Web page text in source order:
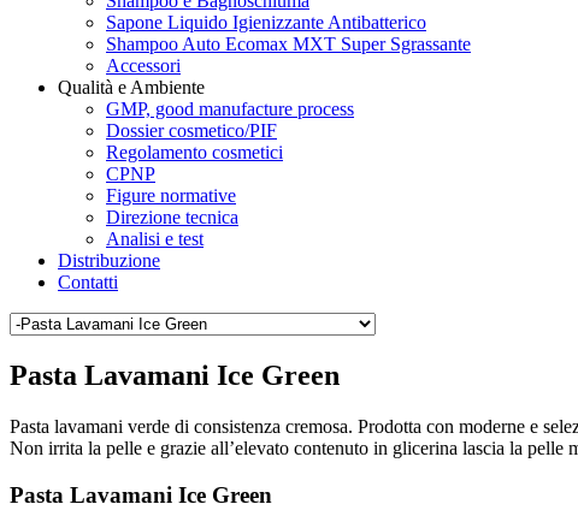
Sapone Liquido Igienizzante Antibatterico
Shampoo Auto Ecomax MXT Super Sgrassante
Accessori
Qualità e Ambiente
GMP, good manufacture process
Dossier cosmetico/PIF
Regolamento cosmetici
CPNP
Figure normative
Direzione tecnica
Analisi e test
Distribuzione
Contatti
Pasta Lavamani Ice Green
Pasta lavamani verde di consistenza cremosa. Prodotta con moderne e
Non irrita la pelle e grazie all’elevato contenuto in glicerina lascia la pelle
Pasta Lavamani Ice Green